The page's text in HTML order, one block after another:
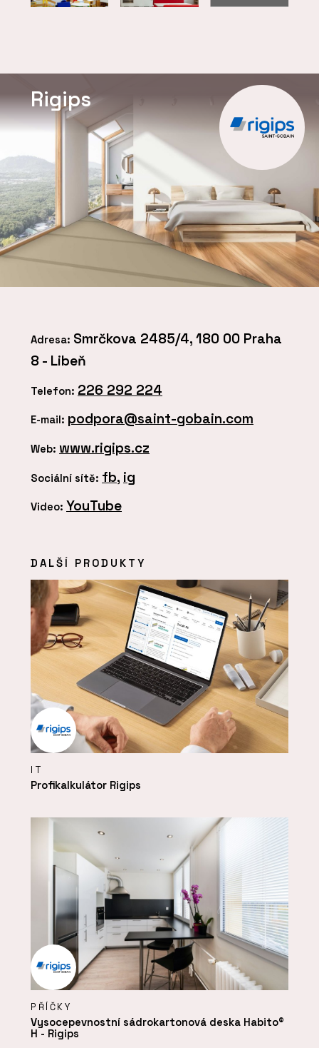
Rigips
Adresa: Smrčkova 2485/4, 180 00 Praha
8 - Libeň
Telefon: 226 292 224
E-mail: podpora@saint-gobain.com
Web: www.rigips.cz
Sociální sítě: fb, ig
Video: YouTube
DALŠÍ PRODUKTY
IT
Profikalkulátor Rigips
PŘÍČKY
Vysocepevnostní sádrokartonová deska Habito®
H - Rigips